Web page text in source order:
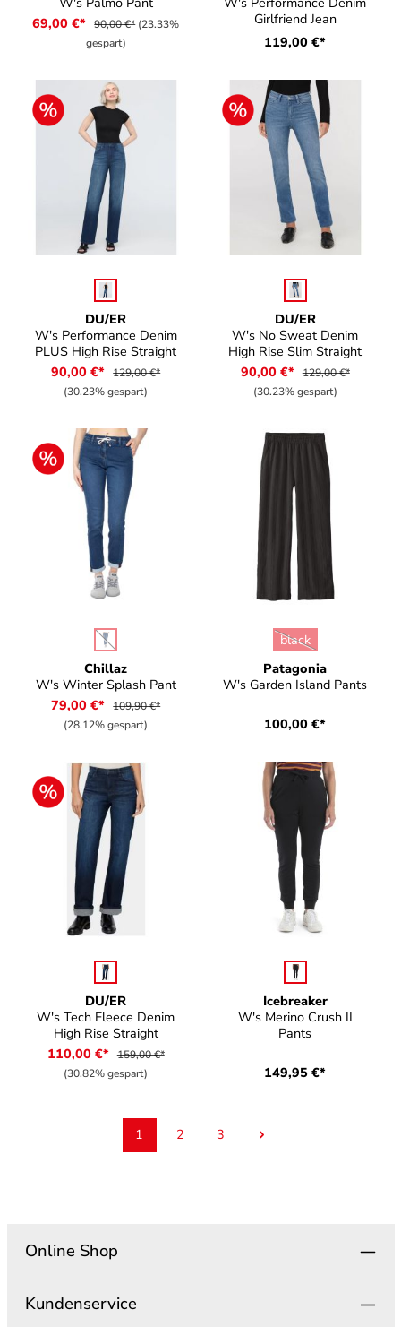
69,00 €* 90,00 €* (23.33%
gespart)
Girlfriend Jean
119,00 €*
DU/ER
W's Performance Denim
PLUS High Rise Straight
auswählen
90,00 €* 129,00 €*
(30.23% gespart)
DU/ER
W's No Sweat Denim
High Rise Slim Straight
auswählen
90,00 €* 129,00 €*
(30.23% gespart)
Chillaz
W's Winter Splash Pant
auswählen
(Diese Option ist zurzeit nicht verfügbar.)
79,00 €* 109,90 €*
(28.12% gespart)
Patagonia
W's Garden Island Pants
auswählen
black
(Diese Option ist
100,00 €*
DU/ER
W's Tech Fleece Denim
High Rise Straight
auswählen
110,00 €* 159,00 €*
(30.82% gespart)
Icebreaker
W's Merino Crush II
Pants
auswählen
149,95 €*
Seite
1 Seite
2 Seite
3
Online Shop
Kundenservice